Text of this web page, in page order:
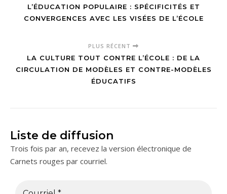
L’ÉDUCATION POPULAIRE : SPÉCIFICITÉS ET
CONVERGENCES AVEC LES VISÉES DE L’ÉCOLE
PLUS RÉCENT
LA CULTURE TOUT CONTRE L’ÉCOLE : DE LA
CIRCULATION DE MODÈLES ET CONTRE-MODÈLES
ÉDUCATIFS
Liste de diffusion
Trois fois par an, recevez la version électronique de
Carnets rouges par courriel.